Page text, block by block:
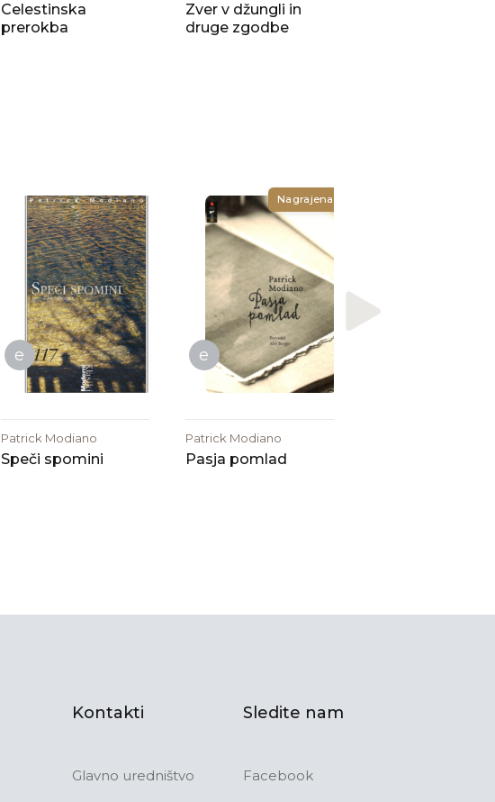
Celestinska
prerokba
Zver v džungli in
druge zgodbe
e
Patrick Modiano
Speči spomini
Nagrajena
e
Patrick Modiano
Pasja pomlad
Kontakti
Glavno uredništvo
Sledite nam
Facebook